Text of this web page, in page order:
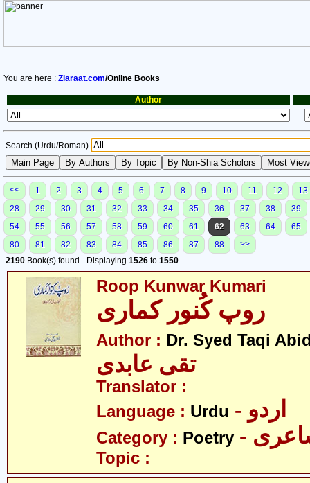
You are here : Ziaraat.com/Online Books
Author
Search (Urdu/Roman)
<< 1 2 3 4 5 6 7 8 9 10 11 12
13
28
29 30 31 32 33 34 35 36 37 38
39
54
55 56 57 58 59 60 61 62 63 64
65
80
81 82 83 84 85 86 87 88
>>
2190 Book(s) found - Displaying 1526 to 1550
Roop Kunwar Kumari
روپ کُنور کماری
Author : Dr. Syed Taqi
تقی عابدی
Translator :
Language : Urdu - اردو
Category : Poetry
Topic :